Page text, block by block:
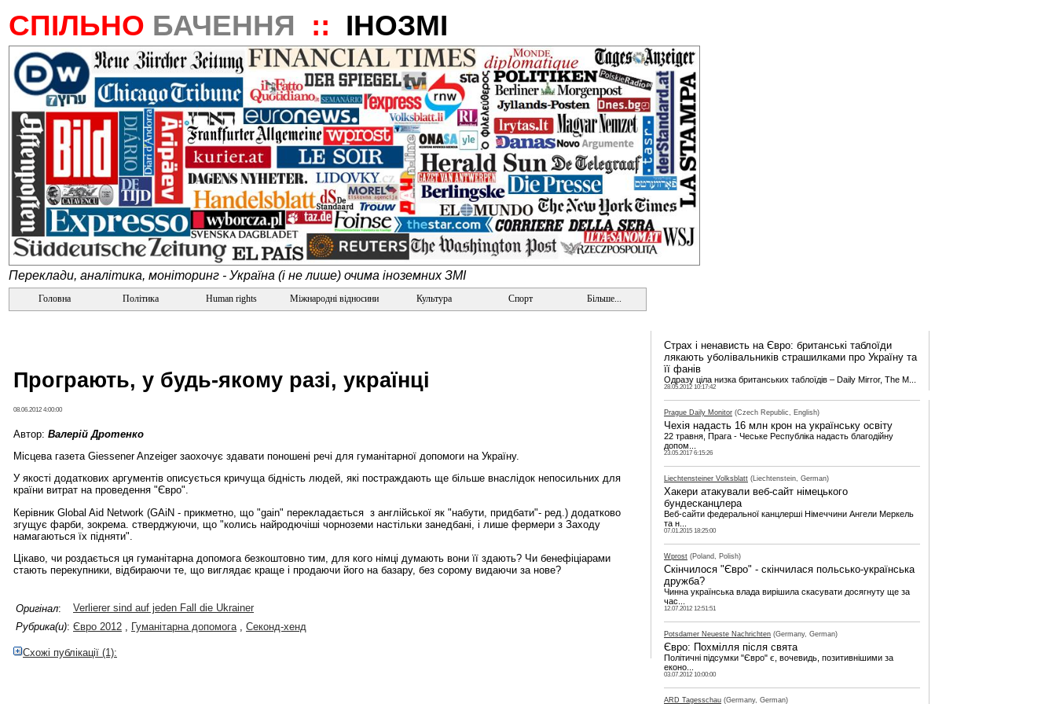
СПІЛЬНО БАЧЕННЯ :: ІНОЗМІ
Переклади, аналітика, моніторинг - Україна (і не лише) очима іноземних ЗМІ
Головна Політика Human rights Міжнародні відносини Культура Спорт Більше...
Програють, у будь-якому разі, українці
08.06.2012 4:00:00
Автор: Валерій Дротенко
Місцева газета Giessener Anzeiger заохочує здавати поношені речі для гуманітарної допомоги на Україну.
У якості додаткових аргументів описується кричуща бідність людей, які постраждають ще більше внаслідок непосильних для
країни витрат на проведення "Євро".
Керівник Global Aid Network (GAiN - прикметно, що "gain" перекладається з англійської як "набути, придбати"- ред.) додатково
згущує фарби, зокрема. стверджуючи, що "колись найродючіші чорноземи настільки занедбані, і лише фермери з Заходу
намагаються їх підняти".
Цікаво, чи роздається ця гуманітарна допомога безкоштовно тим, для кого німці думають вони її здають? Чи бенефіціарами
стають перекупники, відбираючи те, що виглядає краще і продаючи його на базару, без сорому видаючи за нове?
Оригінал:
Verlierer sind auf jeden Fall die Ukrainer
Рубрика(и): Євро 2012 , Гуманітарна допомога, Секонд-хенд
Схожі публікації (1):
Страх і ненависть на Євро: британські таблоїди
лякають уболівальників страшилками про Україну та
її фанів
Одразу ціла низка британських таблоїдів – Daily Mirror, The M...
28.05.2012 10:17:42
Prague Daily Monitor (Czech Republic, English)
Чехія надасть 16 млн крон на українську освіту
22 травня, Прага - Чеське Республіка надасть благодійну
допом...
23.05.2017 6:15:26
Liechtensteiner Volksblatt (Liechtenstein, German)
Хакери атакували веб-сайт німецького
бундесканцлера
Веб-сайти федеральної канцлерші Німеччини Ангели Меркель
та н...
07.01.2015 18:25:00
Wprost (Poland, Polish)
Скінчилося "Євро" - скінчилася польсько-українська
дружба?
Чинна українська влада вирішила скасувати досягнуту ще за
час...
12.07.2012 12:51:51
Potsdamer Neueste Nachrichten (Germany, German)
Євро: Похмілля після свята
Політичні підсумки "Євро" є, вочевидь, позитивнішими за
еконо...
03.07.2012 10:00:00
ARD Tagesschau (Germany, German)